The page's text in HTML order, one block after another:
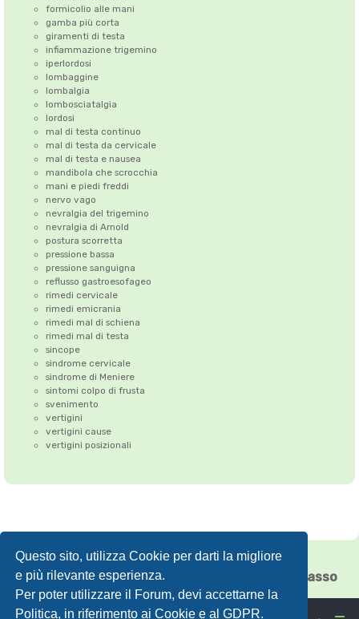
Questo sito, utilizza Cookie per darti la migliore
e più rilevante esperienza.
Per poter utilizzare il Forum, devi accettarne la
Politica, in riferimento ai Cookie e al GDPR.
formicolio alle mani
gamba più corta
giramenti di testa
infiammazione trigemino
iperlordosi
lombaggine
lombalgia
lombosciatalgia
lordosi
mal di testa continuo
mal di testa da cervicale
mal di testa e nausea
mandibola che scrocchia
mani e piedi freddi
nervo vago
nevralgia del trigemino
nevralgia di Arnold
postura scorretta
pressione bassa
pressione sanguigna
reflusso gastroesofageo
rimedi cervicale
rimedi emicrania
rimedi mal di schiena
rimedi mal di testa
sincope
sindrome cervicale
sindrome di Meniere
sintomi colpo di frusta
svenimento
vertigini
vertigini cause
vertigini posizionali
Correzione dell'Atlante• Emicrania
Cefalea tensiva•Vertigini Floating Chiasso